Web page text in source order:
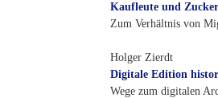
Kaufleute und
Zum Verhältnis von
Holger Zierdt
Digitale Edition
Wege zum digitalen